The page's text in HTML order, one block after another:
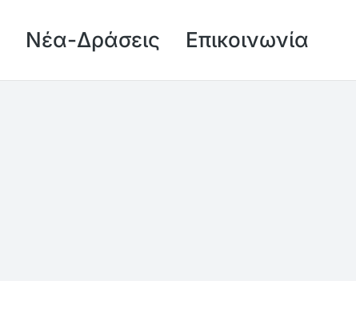
Νέα-Δράσεις Επικοινωνία